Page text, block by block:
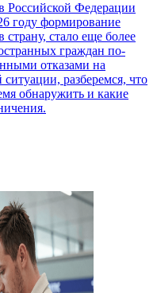
Российской Федерации
году формирование
стало еще более
граждан по-
отказами на
разберемся, что
обнаружить и какие